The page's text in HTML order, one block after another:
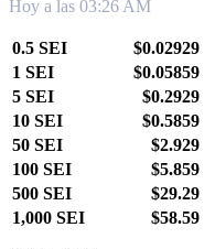
Hoy a las 03:26 AM
0.5 SEI
$0.02929
1 SEI
$0.05859
5 SEI
$0.2929
10 SEI
$0.5859
50 SEI
$2.929
100 SEI
$5.859
500 SEI
$29.29
1,000 SEI
$58.59